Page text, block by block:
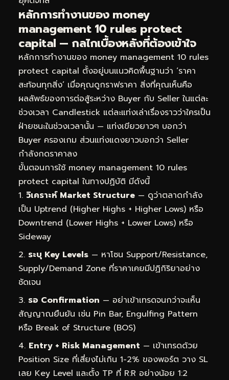
หลักการทำงานของ money
management 10 rules protect
capital — กลไกเบื้องหลังที่ต้องเข้าใจ
หลักการทำงานของ money management 10 rules
protect capital ตั้งอยู่บนแนวคิดพื้นฐานว่า ‘ราคา
สะท้อนทุกสิ่ง’ เมื่อคุณดูกราฟราคา สิ่งที่คุณเห็นคือ
ผลลัพธ์ของการต่อสู้ระหว่าง Buyer กับ Seller ในแต่ละ
ช่วงเวลา Candlestick แต่ละแท่งเล่าเรื่องราวว่าใครเป็น
ฝ่ายชนะในช่วงเวลานั้น — แท่งเขียวยาวๆ บอกว่า
Buyer ครองเกม ส่วนแท่งแดงยาวบอกว่า Seller
กำลังกดราคาลง
ขั้นตอนการใช้ money management 10 rules
protect capital ในทางปฏิบัติ มีดังนี้
วิเคราะห์ Market Structure — ดูว่าตลาดกำลัง
เป็น Uptrend (Higher Highs + Higher Lows) หรือ
Downtrend (Lower Highs + Lower Lows) หรือ
Sideway
ระบุ Key Levels — หาโซน Support/Resistance,
Supply/Demand Zone ที่ราคาเคยมีปฏิกิริยาอย่าง
ชัดเจน
รอ Confirmation — อย่าเข้าเทรดจนกว่าจะเห็น
สัญญาณยืนยัน เช่น Pin Bar, Engulfing Pattern
หรือ Break of Structure (BOS)
Entry + Risk Management — เข้าเทรดด้วย
Position Size ที่เสี่ยงไม่เกิน 1-2% ของพอร์ต วาง SL
เลย Key Level และตั้ง TP ที่ R:R อย่างน้อย 1:2